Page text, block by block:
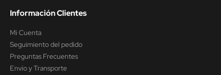
Información Clientes
Mi Cuenta
Seguimiento del pedido
Preguntas Frecuentes
Envío y Transporte